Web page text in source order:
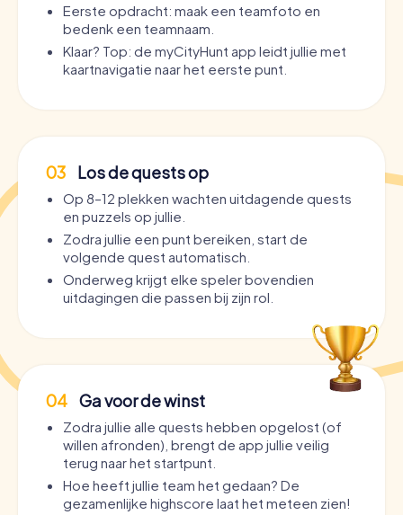
Eerste opdracht: maak een teamfoto en
bedenk een teamnaam.
Klaar? Top: de myCityHunt app leidt jullie met
kaartnavigatie naar het eerste punt.
03 Los de quests op
Op 8–12 plekken wachten uitdagende quests
en puzzels op jullie.
Zodra jullie een punt bereiken, start de
volgende quest automatisch.
Onderweg krijgt elke speler bovendien
uitdagingen die passen bij zijn rol.
04 Ga voor de winst
Zodra jullie alle quests hebben opgelost (of
willen afronden), brengt de app jullie veilig
terug naar het startpunt.
Hoe heeft jullie team het gedaan? De
gezamenlijke highscore laat het meteen zien!